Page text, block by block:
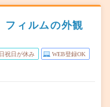
フィルムの外観
祝日が休み WEB登録OK